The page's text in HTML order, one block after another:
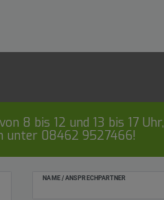
8 bis 12 und 13 bis 17 Uhr,
unter 08462 9527466!
NAME / ANSPRECHPARTNER